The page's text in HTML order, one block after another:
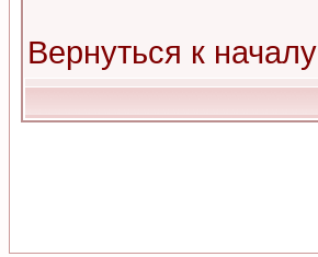
Вернуться к началу